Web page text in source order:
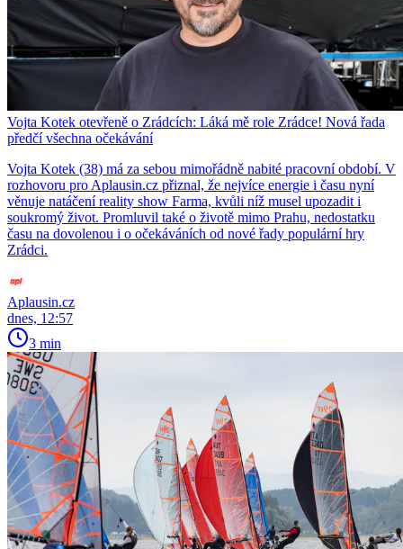
Vojta Kotek otevřeně o Zrádcích: Láká mě role Zrádce! Nová řada
předčí všechna očekávání
Vojta Kotek (38) má za sebou mimořádně nabité pracovní období. V
rozhovoru pro Aplausin.cz přiznal, že nejvíce energie i času nyní
věnuje natáčení reality show Farma, kvůli níž musel upozadit i
soukromý život. Promluvil také o životě mimo Prahu, nedostatku
času na dovolenou i o očekáváních od nové řady populární hry
Zrádci.
Aplausin.cz
dnes, 12:57
3 min